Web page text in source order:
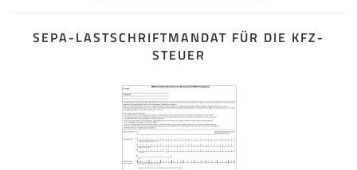
SEPA-LASTSCHRIFT­MANDAT FÜR DIE KFZ-
STEUER